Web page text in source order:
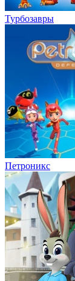
Турбозавры
Петроникс